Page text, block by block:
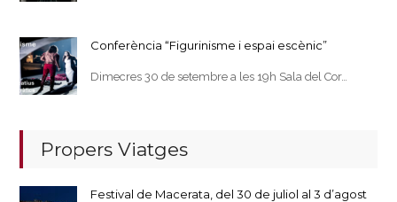
Conferència “Figurinisme i espai escènic”
Dimecres 30 de setembre a les 19h Sala del Cor…
Propers Viatges
Festival de Macerata, del 30 de juliol al 3 d’agost